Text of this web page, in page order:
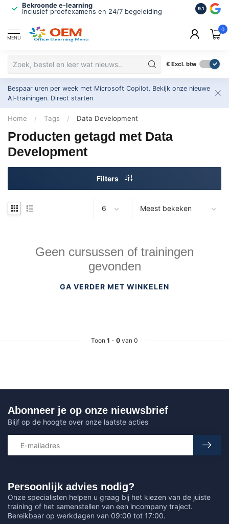
Bekroonde e-learning
Inclusief proefexamens en 24/7 begeleiding
ISO
2.500+
9.1
MENU
0
€ Excl. btw
Bespaar uren per week met Microsoft Copilot. Bekijk onze nieuwe
AI-trainingen. Direct starten
Home / Tags / Data Development
Producten getagd met Data
Development
Filters
Geen cursussen of trainingen
gevonden
GA VERDER MET WINKELEN
Toon 1 - 0 van 0
Persoonlijk advies nodig?
Onze specialisten helpen u graag bij het kiezen van de juiste
training of het samenstellen van een incompany traject.
Bereikbaar op werkdagen van 09:00 tot 17:00.
Abonneer je op onze nieuwsbrief
Blijf op de hoogte over onze laatste acties